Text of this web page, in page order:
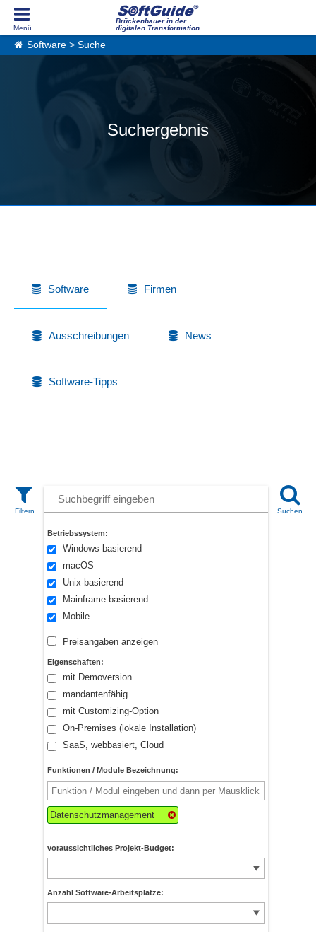
Brückenbauer in der
digitalen Transformation
Software > Suche
Suchergebnis
Software Firmen
Ausschreibungen News
Software-Tipps
Betriebssystem:
Windows-basierend
macOS
Unix-basierend
Mainframe-basierend
Mobile
Preisangaben anzeigen
Eigenschaften:
mit Demoversion
mandantenfähig
mit Customizing-Option
On-Premises (lokale Installation)
SaaS, webbasiert, Cloud
Funktionen / Module Bezeichnung:
Datenschutzmanagement
voraussichtliches Projekt-Budget:
Anzahl Software-Arbeitsplätze: